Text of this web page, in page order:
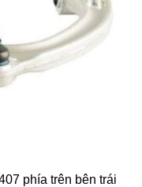
phía trên bên trái